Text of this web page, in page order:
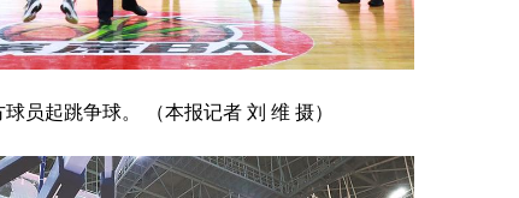
员起跳争球。 （本报记者 刘 维 摄）